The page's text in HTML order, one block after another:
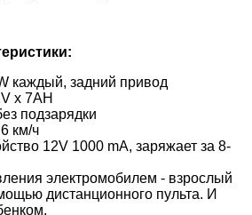
каждый, задний привод
х 7АH
подзарядки
км/ч
12V 1000 mA, заряжает за 8-
электромобилем - взрослый
дистанционного пульта. И